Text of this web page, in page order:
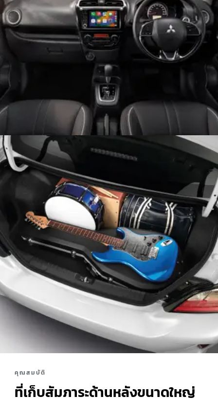
คุณสมบัติ
ที่เก็บสัมภาระด้านหลังขนาดใหญ่